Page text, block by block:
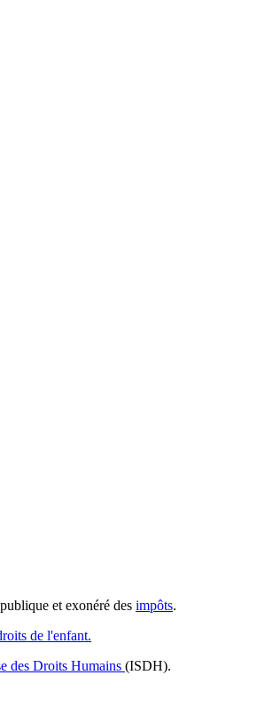
et exonéré des impôts.
de l'enfant.
des Droits Humains (ISDH).